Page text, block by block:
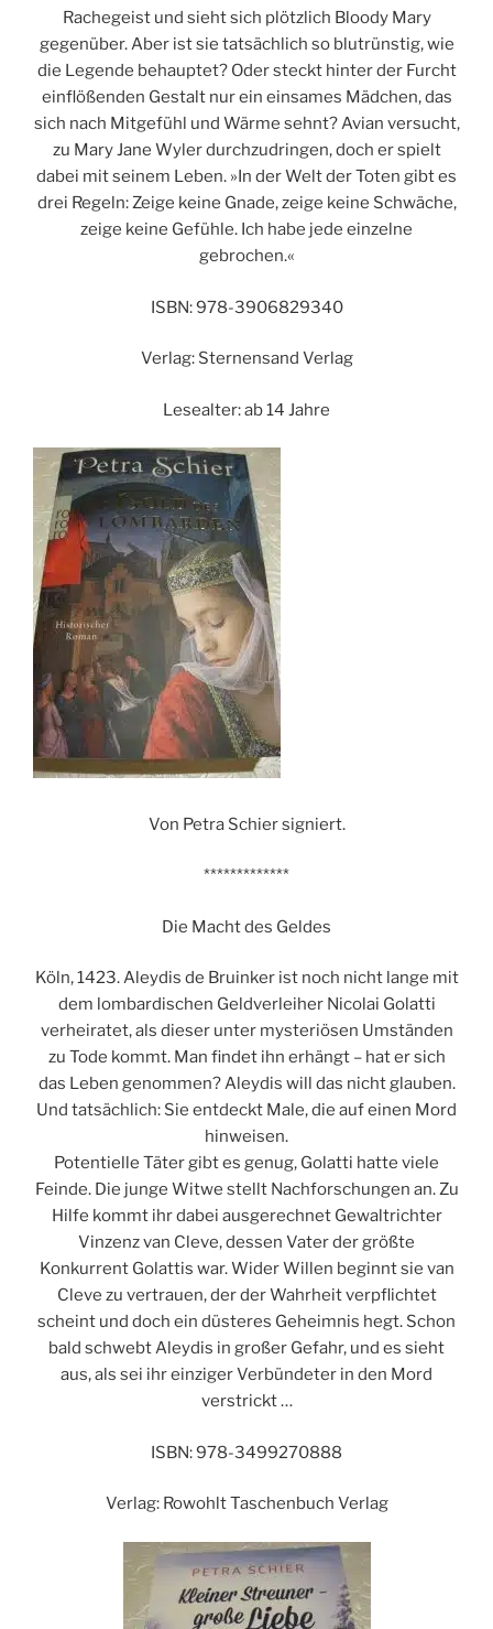
Rachegeist und sieht sich plötzlich Bloody Mary
gegenüber. Aber ist sie tatsächlich so blutrünstig, wie
die Legende behauptet? Oder steckt hinter der Furcht
einflößenden Gestalt nur ein einsames Mädchen, das
sich nach Mitgefühl und Wärme sehnt? Avian versucht,
zu Mary Jane Wyler durchzudringen, doch er spielt
dabei mit seinem Leben. »In der Welt der Toten gibt es
drei Regeln: Zeige keine Gnade, zeige keine Schwäche,
zeige keine Gefühle. Ich habe jede einzelne
gebrochen.«
ISBN: 978-3906829340
Verlag: Sternensand Verlag
Lesealter: ab 14 Jahre
Von Petra Schier signiert.
*************
Die Macht des Geldes
Köln, 1423. Aleydis de Bruinker ist noch nicht lange mit
dem lombardischen Geldverleiher Nicolai Golatti
verheiratet, als dieser unter mysteriösen Umständen
zu Tode kommt. Man findet ihn erhängt – hat er sich
das Leben genommen? Aleydis will das nicht glauben.
Und tatsächlich: Sie entdeckt Male, die auf einen Mord
hinweisen.
Potentielle Täter gibt es genug, Golatti hatte viele
Feinde. Die junge Witwe stellt Nachforschungen an. Zu
Hilfe kommt ihr dabei ausgerechnet Gewaltrichter
Vinzenz van Cleve, dessen Vater der größte
Konkurrent Golattis war. Wider Willen beginnt sie van
Cleve zu vertrauen, der der Wahrheit verpflichtet
scheint und doch ein düsteres Geheimnis hegt. Schon
bald schwebt Aleydis in großer Gefahr, und es sieht
aus, als sei ihr einziger Verbündeter in den Mord
verstrickt …
ISBN: 978-3499270888
Verlag: Rowohlt Taschenbuch Verlag